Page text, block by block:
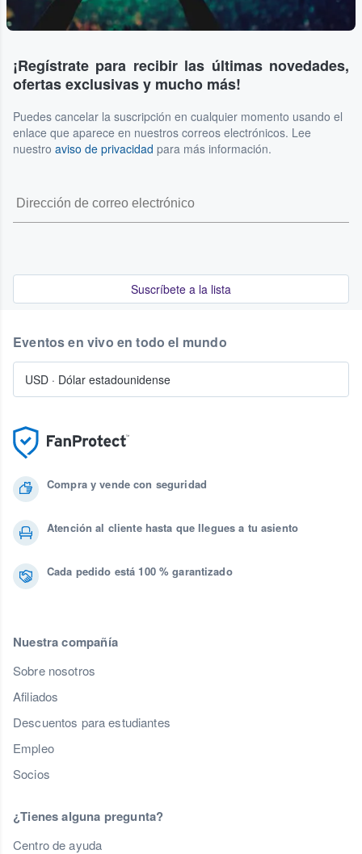
¡Regístrate para recibir las últimas novedades,
ofertas exclusivas y mucho más!
Puedes cancelar la suscripción en cualquier momento usando el
enlace que aparece en nuestros correos electrónicos. Lee
nuestro aviso de privacidad para más información.
Suscríbete a la lista
Compra y vende con seguridad
Atención al cliente hasta que llegues a tu asiento
Cada pedido está 100 % garantizado
Nuestra compañía
Sobre nosotros
Afiliados
Descuentos para estudiantes
Empleo
Socios
¿Tienes alguna pregunta?
Centro de ayuda
Eventos en vivo en todo el mundo
USD · Dólar estadounidense